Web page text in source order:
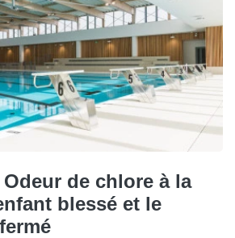
de chlore à la
blessé et le